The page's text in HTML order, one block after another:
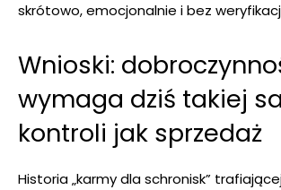
skrótowo, emocjonalnie i bez
Wnioski:
wymaga dziś takiej
kontroli jak sprzedaż
Historia „karmy dla schronisk”